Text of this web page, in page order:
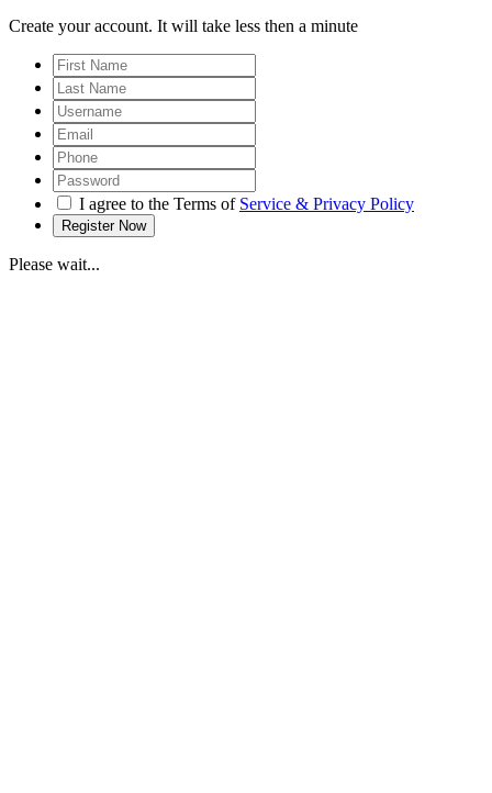
Create your account. It will take less then a minute
I agree to the Terms of Service & Privacy Policy
Please wait...